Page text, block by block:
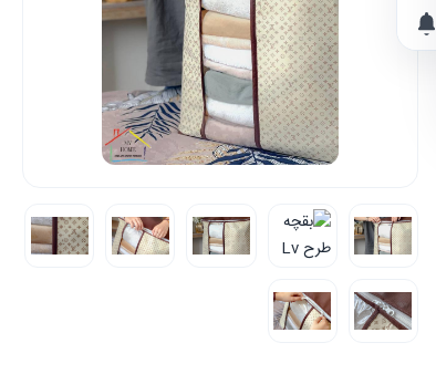
اطلاع از تخفیف